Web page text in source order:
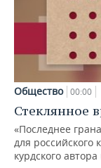
Общество 00:00
Стеклянное
«Последнее
для российского
курдского